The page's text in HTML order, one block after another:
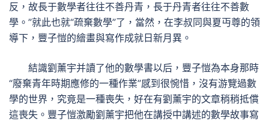
反，故長于數學者往往不善丹青，長于丹青者往往不善數
學。”就此也就“疏棄數學”了，當然，在李叔同與夏丏尊的領
導下，豐子愷的繪畫與寫作成就日新月異。
結識劉薰宇并讀了他的數學書以后，豐子愷為本身那時
“廢棄青年時期應修的一種作業”感到很惋惜，沒有游覽過數
學的世界，究竟是一種喪失，好在有劉薰宇的文章稍稍抵償
這喪失。豐子愷激勵劉薰宇把他在講授中講述的數學故事寫